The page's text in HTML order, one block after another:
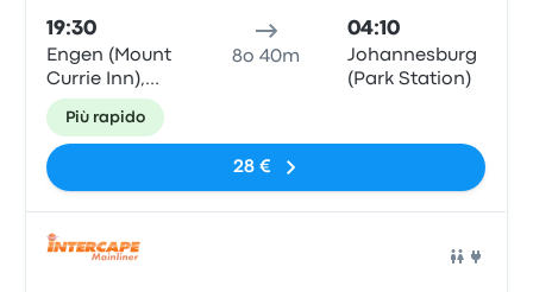
19:30
Engen (Mount
Currie Inn),
Kokstad
8o 40m
04:10
Johannesburg
(Park Station)
Più rapido
28 €